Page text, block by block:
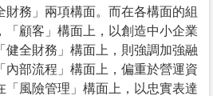
務」兩項構面。而在各構面的組
「顧客」構面上，以創造中小企業
健全財務」構面上，則強調加強融
內部流程」構面上，偏重於營運資
「風險管理」構面上，以忠實表達